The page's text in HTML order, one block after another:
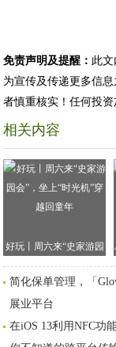
免责声明及提醒： 此
为宣传及传递更多信
者慎重核实！任何投
相关内容
好玩丨周六来“史家游园
会”，坐上“时光机”穿越
回童年
简化保单管理，「
展业平台
在iOS 13利用NFC功